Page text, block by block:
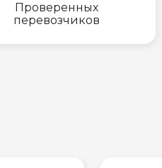
Проверенных
перевозчиков